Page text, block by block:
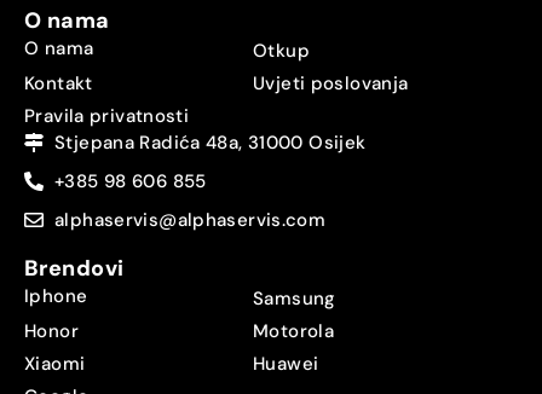
O nama
O nama
Otkup
Kontakt
Uvjeti poslovanja
Pravila privatnosti
Stjepana Radića 48a, 31000 Osijek
+385 98 606 855
alphaservis@alphaservis.com
Brendovi
Iphone
Samsung
Honor
Motorola
Xiaomi
Huawei